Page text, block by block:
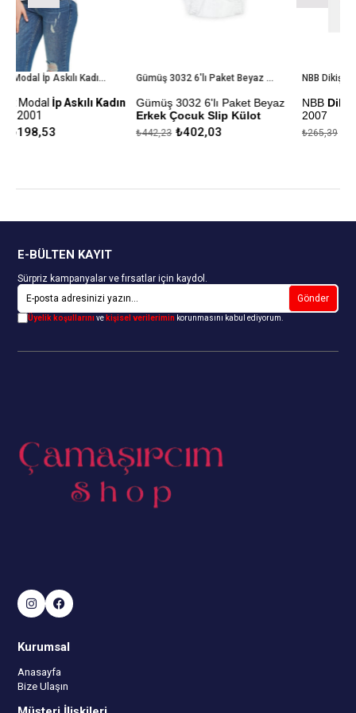
Tutku Elit Modal İp Askılı Kadın Atlet ELT 2001
Kadın
Gümüş 3032 6'lı Paket Beyaz Erkek Çocuk Slip Külot
Gümüş 3032 6'lı Paket Beyaz
Erkek Çocuk Slip Külot
₺402,03
₺442,23
NBB Dikişsiz Bayan Boxer 2007
NBBDikişsiz Bayan
2007
Kapıda Ödeme Seçeneği
₺241,26
₺265,39
E-BÜLTEN KAYIT
Sürpriz kampanyalar ve fırsatlar için kaydol.
Gönder
Üyelik koşullarınıve kişisel verilerimin korunmasını kabul ediyorum.
Kurumsal
Anasayfa
Bize Ulaşın